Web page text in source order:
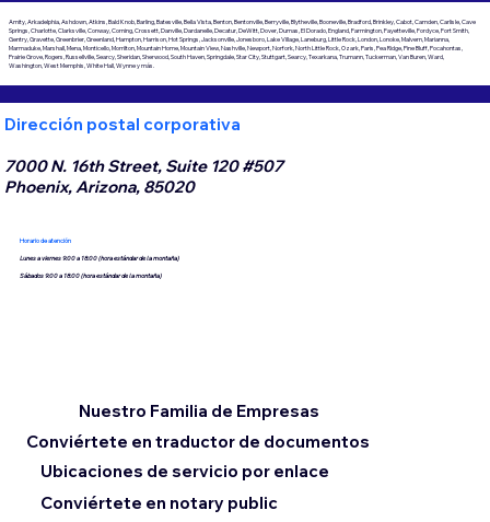
Amity, Arkadelphia, Ashdown, Atkins, Bald Knob, Barling, Batesville, Bella Vista, Benton, Bentonville, Berryville, Blytheville, Booneville, Bradford, Brinkley, Cabot, Camden, Carlisle, Cave
Springs, Charlotte, Clarksville, Conway, Corning, Crossett, Danville, Dardanelle, Decatur, DeWitt, Dover, Dumas, El Dorado, England, Farmington, Fayetteville, Fordyce, Fort Smith,
Gentry, Gravette, Greenbrier, Greenland, Hampton, Harrison, Hot Springs, Jacksonville, Jonesboro, Lake Village, Laneburg, Little Rock, London, Lonoke, Malvern, Marianna,
Marmaduke, Marshall, Mena, Monticello, Morrilton, Mountain Home, Mountain View, Nashville, Newport, Norfork, North Little Rock, Ozark, Paris, Pea Ridge, Pine Bluff, Pocahontas,
Prairie Grove, Rogers, Russellville, Searcy, Sheridan, Sherwood, South Haven, Springdale, Star City, Stuttgart, Searcy, Texarkana, Trumann, Tuckerman, Van Buren, Ward,
Washington, West Memphis, White Hall, Wynne y más.
Dirección postal corporativa
7000 N. 16th Street, Suite 120 #507
Phoenix, Arizona, 85020
Horario de atención
Lunes a viernes 9:00 a 18:00 (hora estándar de la montaña)
Sábados 9:00 a 18:00 (hora estándar de la montaña)
Conviértete en traductor de documentos
Ubicaciones de servicio por enlace
Nuestro Familia de Empresas
Conviértete en notary public